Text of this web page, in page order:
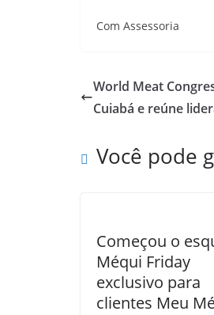
Com Assessoria
World Meat
Cuiabá e reúne
Você pode
Começou o
Méqui Friday
exclusivo para
clientes Meu